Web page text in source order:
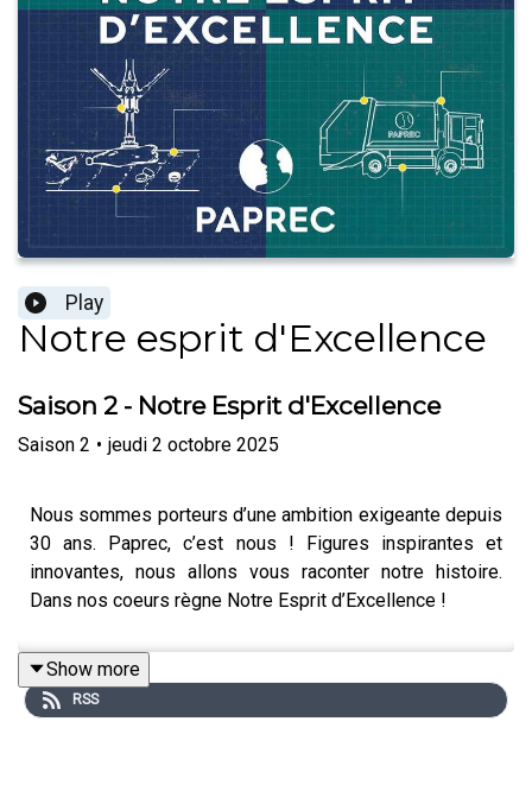
Play
Notre esprit d'Excellence
Saison 2 - Notre Esprit d'Excellence
Saison 2 • jeudi 2 octobre 2025
Nous sommes porteurs d’une ambition exigeante depuis
30 ans. Paprec, c’est nous ! Figures inspirantes et
innovantes, nous allons vous raconter notre histoire.
Dans nos coeurs règne Notre Esprit d’Excellence !
Show more
RSS